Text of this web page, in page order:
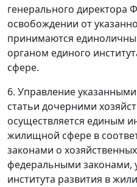
генерального директора
освобождении от
принимаются
органом единого
сфере.
6. Управление
статьи дочерними
осуществляется единым
жилищной сфере в
законами о
федеральными законами,
института развития в